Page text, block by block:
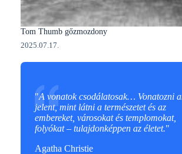
Tom Thumb gőzmozdony
2025.07.17.
"A vonatok csodálatosak… Vonatozni
jelent, mint látni a természetet és az
embereket, városokat és templomokat,
folyókat – tulajdonképpen az életet."
Agatha Christie